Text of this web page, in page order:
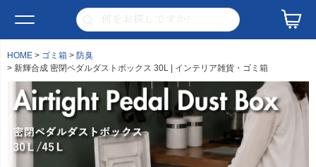
HOME ゴミ箱
防臭
新輝合成 密閉ペダルダストボックス 30L | インテリア雑貨・ゴミ箱